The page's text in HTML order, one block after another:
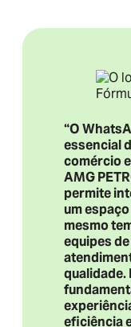
“O
essencial
comércio
AMG
permite
um
mesmo
equipes
qualidade.
eficiência